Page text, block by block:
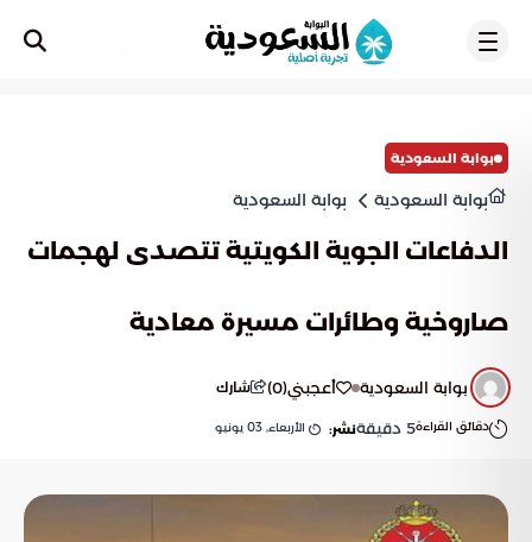
بوابة السعودية
بوابة السعودية بوابة السعودية
الدفاعات الجوية الكويتية تتصدى لهجمات
صاروخية وطائرات مسيرة معادية
بوابة السعودية أعجبني(
0
) شارك
دقائق القراءة5 دقيقةنشر: الأربعاء, 03 يونيو